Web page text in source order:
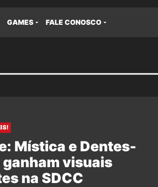
GAMES FALE CONOSCO
Mística e Dentes-
visuais
na SDCC